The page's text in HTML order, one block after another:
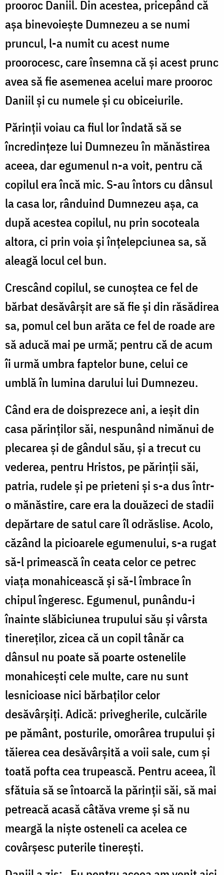
prooroc Daniil. Din acestea, pricepând că
așa binevoiește Dumnezeu a se numi
pruncul, l-a numit cu acest nume
proorocesc, care însemna că și acest prunc
avea să fie asemenea acelui mare prooroc
Daniil și cu numele și cu obiceiurile.
Părinții voiau ca fiul lor îndată să se
încredințeze lui Dumnezeu în mănăstirea
aceea, dar egumenul n-a voit, pentru că
copilul era încă mic. S-au întors cu dânsul
la casa lor, rânduind Dumnezeu așa, ca
după acestea copilul, nu prin socoteala
altora, ci prin voia și înțelepciunea sa, să
aleagă locul cel bun.
Crescând copilul, se cunoștea ce fel de
bărbat desăvârșit are să fie și din răsădirea
sa, pomul cel bun arăta ce fel de roade are
să aducă mai pe urmă; pentru că de acum
îi urmă umbra faptelor bune, celui ce
umblă în lumina darului lui Dumnezeu.
Când era de doisprezece ani, a ieșit din
casa părinților săi, nespunând nimănui de
plecarea și de gândul său, și a trecut cu
vederea, pentru Hristos, pe părinții săi,
patria, rudele și pe prieteni și s-a dus într-
o mănăstire, care era la douăzeci de stadii
depărtare de satul care îl odrăslise. Acolo,
căzând la picioarele egumenului, s-a rugat
să-l primească în ceata celor ce petrec
viața monahicească și să-l îmbrace în
chipul îngeresc. Egumenul, punându-i
înainte slăbiciunea trupului său și vârsta
tinereților, zicea că un copil tânăr ca
dânsul nu poate să poarte ostenelile
monahicești cele multe, care nu sunt
lesnicioase nici bărbaților celor
desăvârșiți. Adică: privegherile, culcările
pe pământ, posturile, omorârea trupului și
tăierea cea desăvârșită a voii sale, cum și
toată pofta cea trupească. Pentru aceea, îl
sfătuia să se întoarcă la părinții săi, să mai
petreacă acasă câtăva vreme și să nu
meargă la niște osteneli ca acelea ce
covârșesc puterile tinerești.